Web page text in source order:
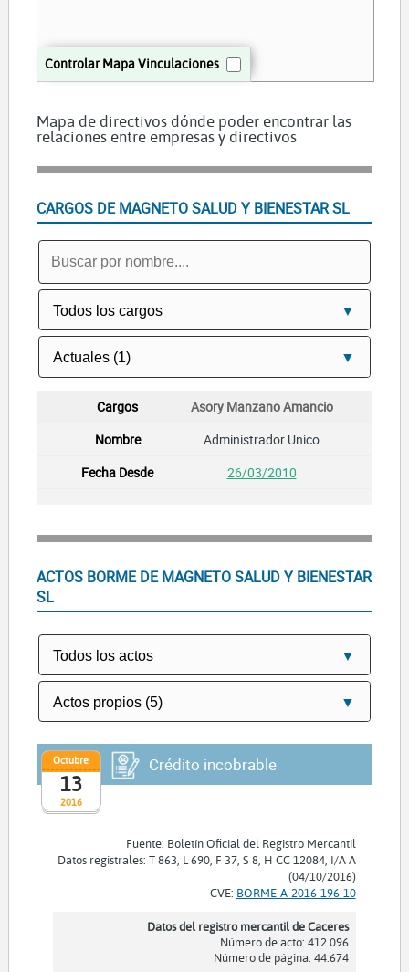
Controlar Mapa Vinculaciones
Mapa de directivos dónde poder encontrar las
relaciones entre empresas y directivos
CARGOS DE MAGNETO SALUD Y BIENESTAR SL
Asory Manzano Amancio
Administrador Unico
26/03/2010
ACTOS BORME DE MAGNETO SALUD Y BIENESTAR
SL
2016
Octubre
13
Crédito incobrable
Fuente: Boletín Oficial del Registro Mercantil
Datos registrales: T 863, L 690, F 37, S 8, H CC 12084, I/A A
(04/10/2016)
CVE: BORME-A-2016-196-10
Datos del registro mercantil de Caceres
Número de acto: 412.096
Número de página: 44.674